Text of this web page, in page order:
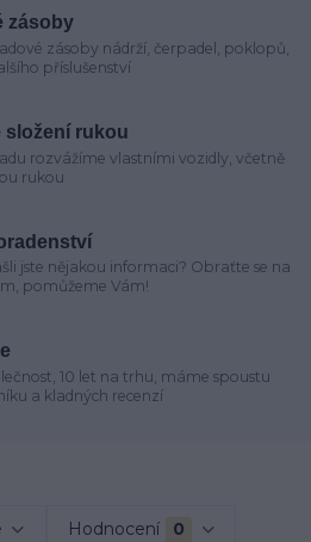
zásoby
zásoby nádrží, čerpadel, poklopů,
příslušenství
složení rukou
rozvážíme vlastními vozidly, včetně
rukou
jste nějakou informaci? Obraťte se na
pomůžeme Vám!
10 let na trhu, máme spoustu
a kladných recenzí
Hodnocení 0